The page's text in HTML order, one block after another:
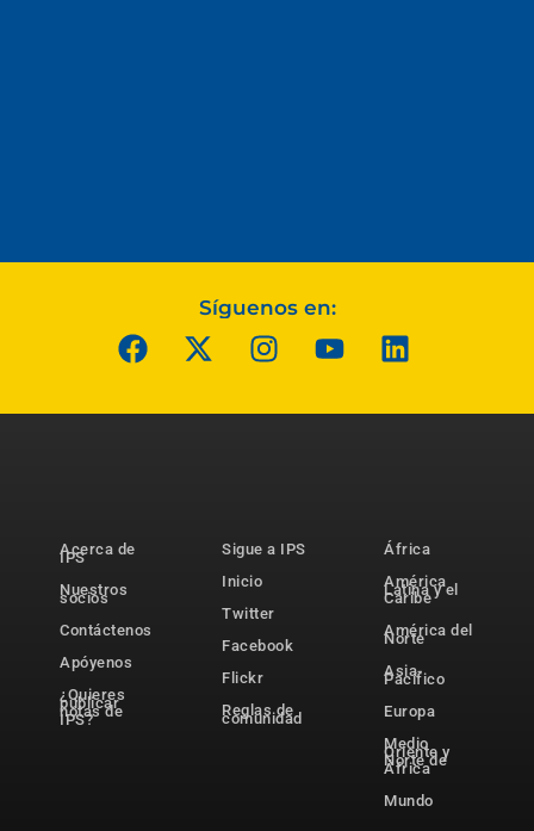
Síguenos en:
Acerca de
IPS
Nuestros
socios
Contáctenos
Apóyenos
¿Quieres
publicar
notas de
IPS?
Sigue a IPS
Inicio
Twitter
Facebook
Flickr
Reglas de
comunidad
África
América
Latina y el
Caribe
América del
Norte
Asia-
Pacífico
Europa
Medio
Oriente y
Norte de
África
Mundo